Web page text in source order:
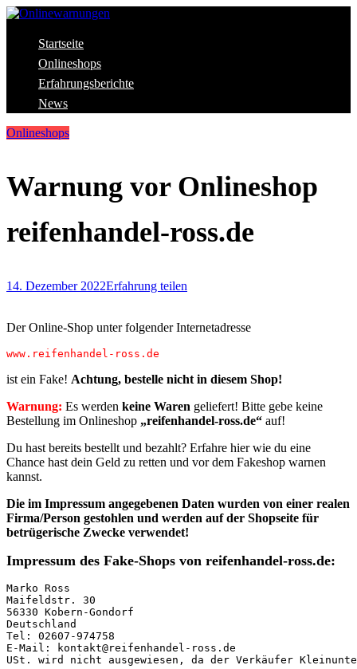
Skip
content
Onlinewarnungen
Aktuelle Warnungen vor Gefahren im Internet
Startseite
Onlineshops
Erfahrungsberichte
News
Onlineshops
Warnung vor Onlineshop
reifenhandel-ross.de
14. Dezember 2022Erfahrung teilen
Der Online-Shop unter folgender Internetadresse
ist ein Fake! Achtung, bestelle nicht in diesem Shop!
Warnung: Es werden keine Waren geliefert! Bitte gebe keine
Bestellung im Onlineshop „reifenhandel-ross.de“ auf!
Du hast bereits bestellt und bezahlt? Erfahre hier wie du eine
Chance hast dein Geld zu retten und vor dem Fakeshop warnen
kannst.
Die im Impressum angegebenen Daten wurden von einer realen
Firma/Person gestohlen und werden auf der Shopseite für
betrügerische Zwecke verwendet!
Impressum des Fake-Shops von reifenhandel-ross.de:
Marko Ross
Maifeldstr. 30
56330 Kobern-Gondorf
Deutschland
Tel: 02607-974758
E-Mail: kontakt@reifenhandel-ross.de
USt. wird nicht ausgewiesen, da der Verkäufer